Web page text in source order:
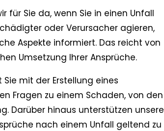
für Sie da, wenn Sie in einen Unfall
oder Verursacher agieren,
Aspekte informiert. Das reicht von
Umsetzung Ihrer Ansprüche.
mit der Erstellung eines
Fragen zu einem Schaden, von den
Darüber hinaus unterstützen unsere
nach einem Unfall geltend zu